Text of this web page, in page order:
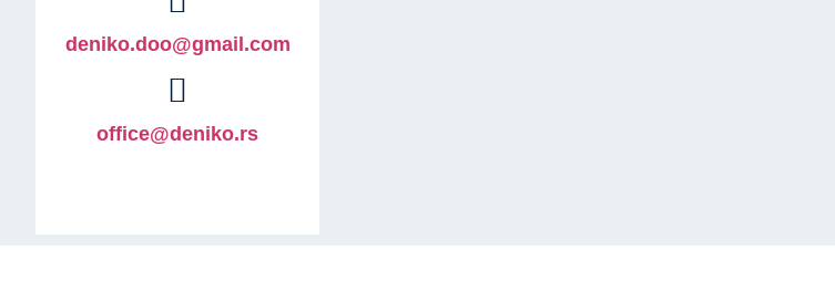
deniko.doo@gmail.com
office@deniko.rs